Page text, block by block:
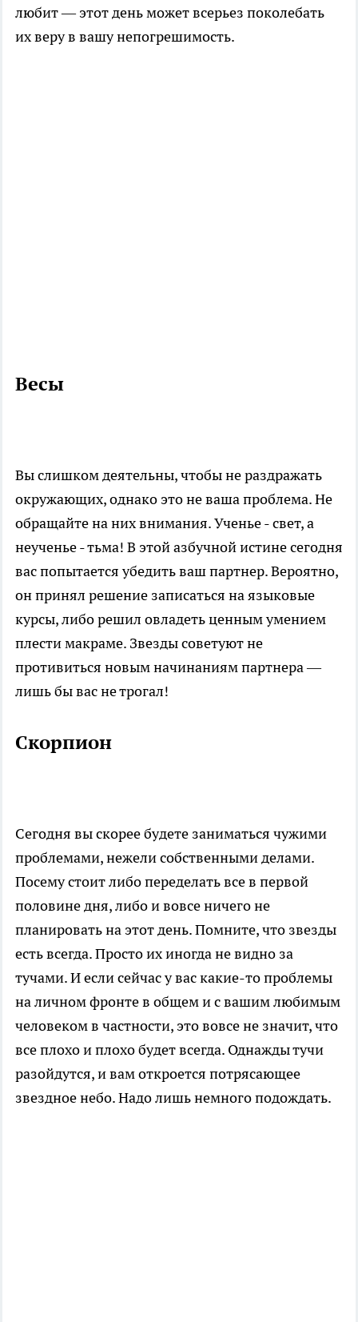
любит — этот день может всерьез поколебать
их веру в вашу непогрешимость.
Весы
Вы слишком деятельны, чтобы не раздражать
окружающих, однако это не ваша проблема. Не
обращайте на них внимания. Ученье - свет, а
неученье - тьма! В этой азбучной истине сегодня
вас попытается убедить ваш партнер. Вероятно,
он принял решение записаться на языковые
курсы, либо решил овладеть ценным умением
плести макраме. Звезды советуют не
противиться новым начинаниям партнера —
лишь бы вас не трогал!
Скорпион
Сегодня вы скорее будете заниматься чужими
проблемами, нежели собственными делами.
Посему стоит либо переделать все в первой
половине дня, либо и вовсе ничего не
планировать на этот день. Помните, что звезды
есть всегда. Просто их иногда не видно за
тучами. И если сейчас у вас какие-то проблемы
на личном фронте в общем и с вашим любимым
человеком в частности, это вовсе не значит, что
все плохо и плохо будет всегда. Однажды тучи
разойдутся, и вам откроется потрясающее
звездное небо. Надо лишь немного подождать.